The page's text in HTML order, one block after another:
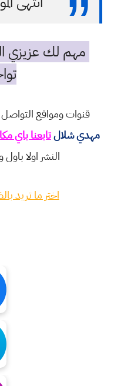
مهم لك عزيزي
قنوات ومواقع
مهدي شلالتابعنا باي
النشر اولا
اختر ما تريد